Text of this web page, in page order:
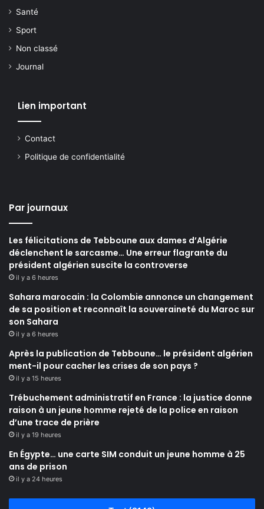
Santé
Sport
Non classé
Journal
Lien important
Contact
Politique de confidentialité
Par journaux
Les félicitations de Tebboune aux dames d’Algérie
déclenchent le sarcasme… Une erreur flagrante du
président algérien suscite la controverse
il y a 6 heures
Sahara marocain : la Colombie annonce un changement
de sa position et reconnaît la souveraineté du Maroc sur
son Sahara
il y a 6 heures
Après la publication de Tebboune… le président algérien
ment-il pour cacher les crises de son pays ?
il y a 15 heures
Trébuchement administratif en France : la justice donne
raison à un jeune homme rejeté de la police en raison
d’une trace de prière
il y a 19 heures
En Égypte… une carte SIM conduit un jeune homme à 25
ans de prison
il y a 24 heures